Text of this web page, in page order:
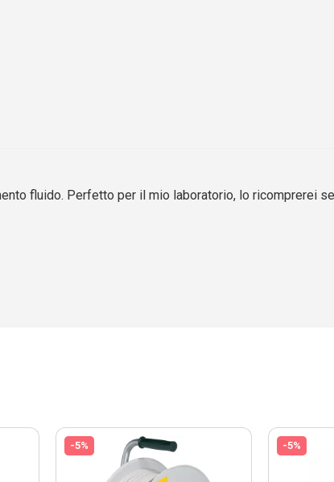
fluido. Perfetto per il mio laboratorio, lo ricomprerei
-5% -5%